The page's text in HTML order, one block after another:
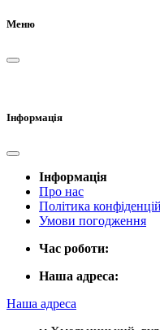
Меню
Інформація
Інформація
Про нас
Політика
Умови погодження
Час роботи:
Наша адреса:
Наша адреса